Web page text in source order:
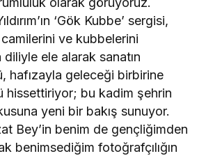
‘Gök Kubbe’ sergisi,
ve kubbelerini
ele alarak sanatın
hafızayla geleceği birbirine
hissettiriyor; bu kadim şehrin
yeni bir bakış sunuyor.
Bey’in benim de gençliğimden
benimsediğim fotoğrafçılığın